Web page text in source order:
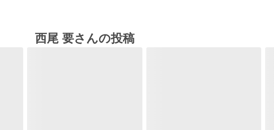
西尾 要さんの投稿